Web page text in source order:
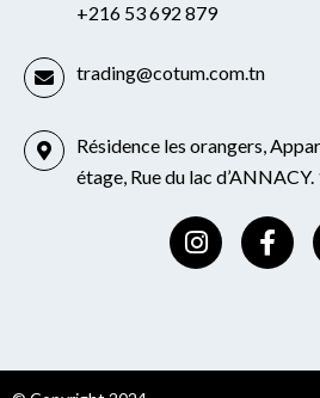
+216 53 692 879
trading@cotum.com.tn
Résidence les orangers,
étage, Rue du lac
I
n
F
a